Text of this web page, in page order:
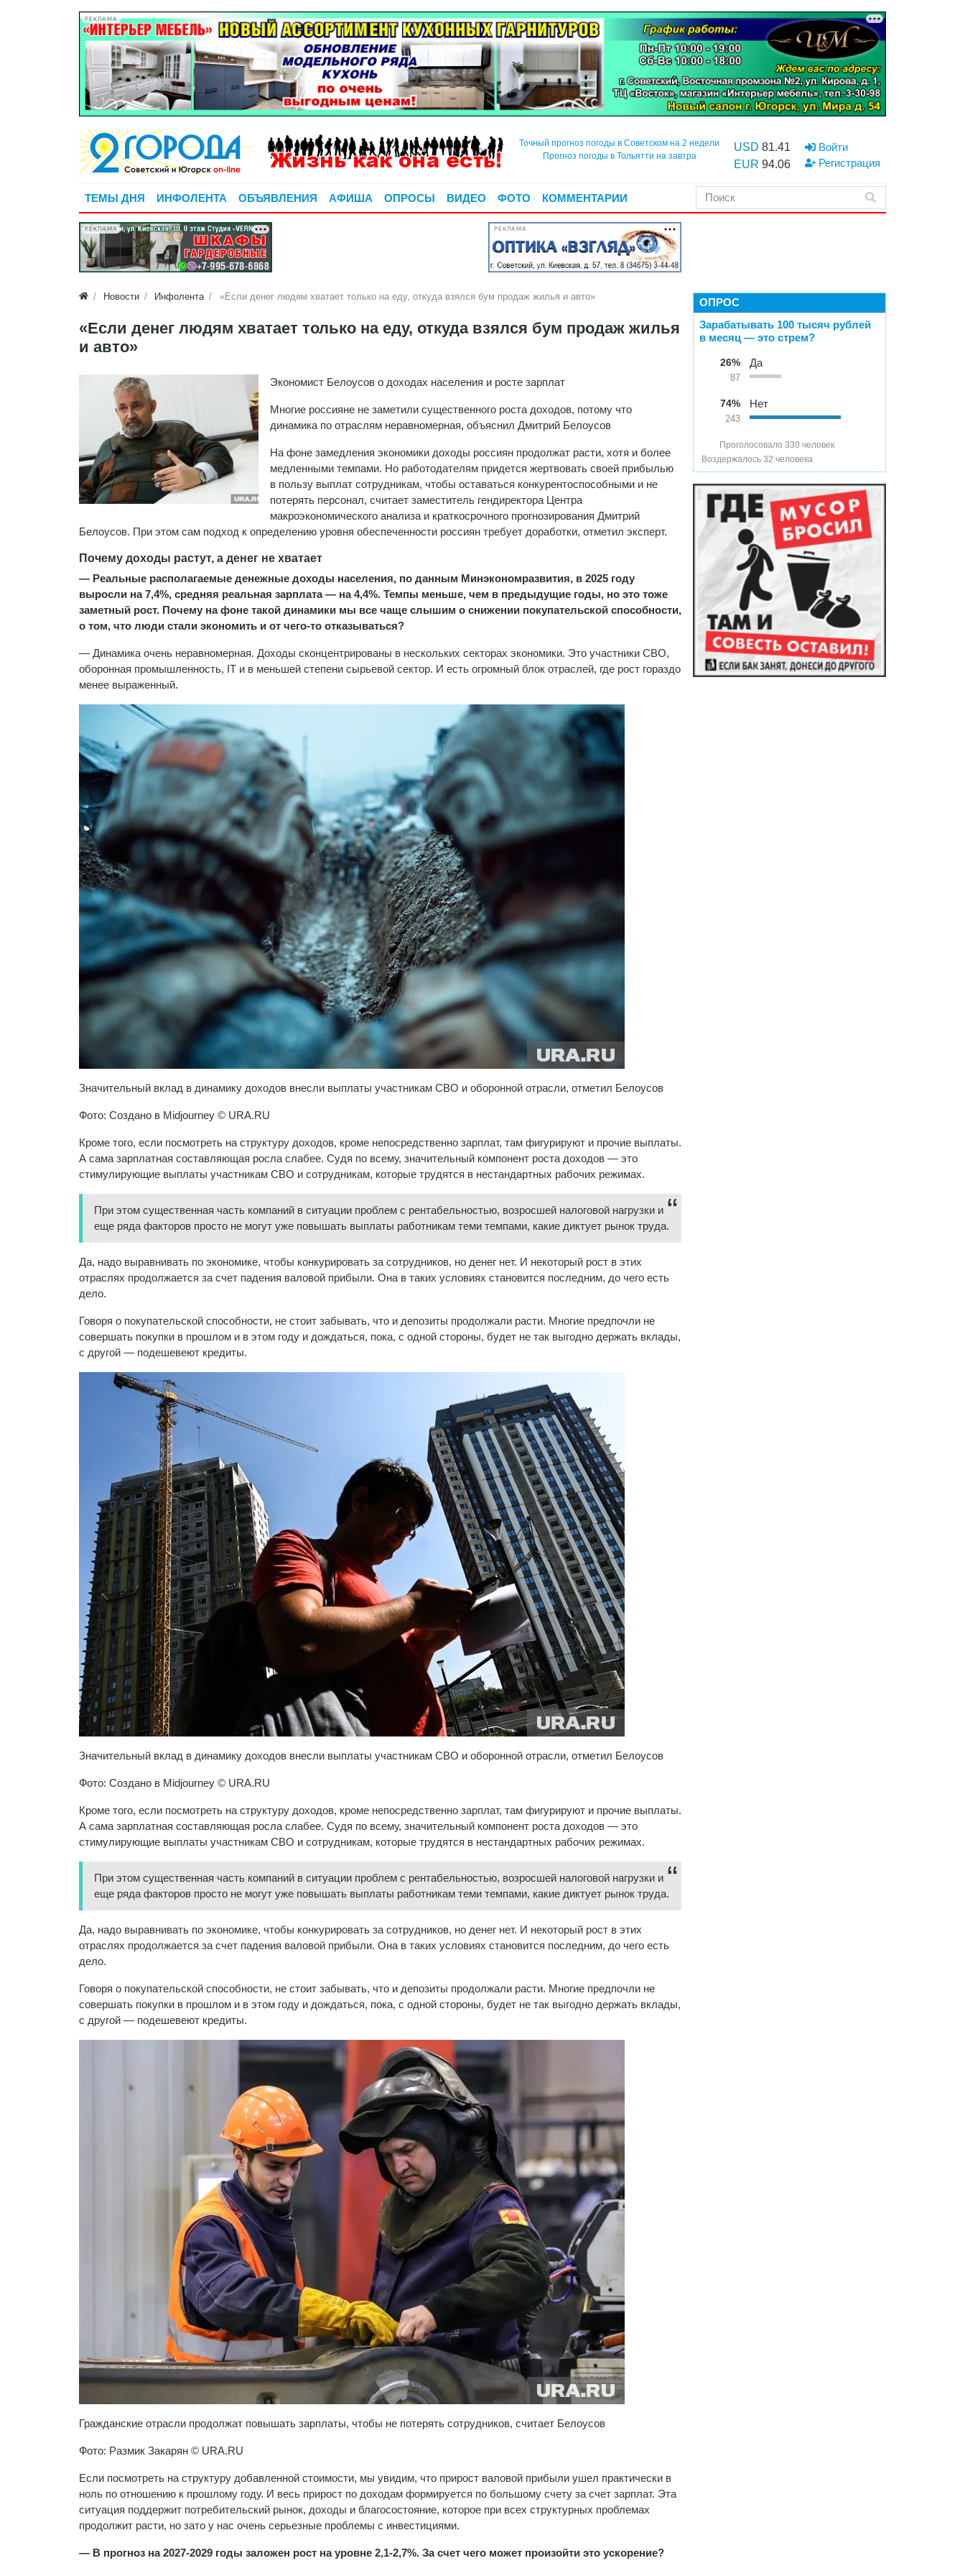
РЕКЛАМА
Точный прогноз погоды в Советском на 2 недели
Прогноз погоды в Тольятти на завтра
USD 81.41
EUR 94.06
Войти
Регистрация
ТЕМЫ ДНЯ ИНФОЛЕНТА ОБЪЯВЛЕНИЯ АФИША ОПРОСЫ ВИДЕО ФОТО КОММЕНТАРИИ
РЕКЛАМА РЕКЛАМА
Новости Инфолента «Если денег людям хватает только на еду, откуда взялся бум продаж жилья и авто»
«Если денег людям хватает только на еду, откуда взялся бум продаж жилья
и авто»
Экономист Белоусов о доходах населения и росте зарплат
Многие россияне не заметили существенного роста доходов, потому что
динамика по отраслям неравномерная, объяснил Дмитрий Белоусов
На фоне замедления экономики доходы россиян продолжат расти, хотя и более
медленными темпами. Но работодателям придется жертвовать своей прибылью
в пользу выплат сотрудникам, чтобы оставаться конкурентоспособными и не
потерять персонал, считает заместитель гендиректора Центра
макроэкономического анализа и краткосрочного прогнозирования Дмитрий
Белоусов. При этом сам подход к определению уровня обеспеченности россиян требует доработки, отметил эксперт.
Почему доходы растут, а денег не хватает
— Реальные располагаемые денежные доходы населения, по данным Минэкономразвития, в 2025 году
выросли на 7,4%, средняя реальная зарплата — на 4,4%. Темпы меньше, чем в предыдущие годы, но это тоже
заметный рост. Почему на фоне такой динамики мы все чаще слышим о снижении покупательской способности,
о том, что люди стали экономить и от чего-то отказываться?
— Динамика очень неравномерная. Доходы сконцентрированы в нескольких секторах экономики. Это участники СВО,
оборонная промышленность, IT и в меньшей степени сырьевой сектор. И есть огромный блок отраслей, где рост гораздо
менее выраженный.
Значительный вклад в динамику доходов внесли выплаты участникам СВО и оборонной отрасли, отметил Белоусов
Фото: Создано в Midjourney © URA.RU
Кроме того, если посмотреть на структуру доходов, кроме непосредственно зарплат, там фигурируют и прочие выплаты.
А сама зарплатная составляющая росла слабее. Судя по всему, значительный компонент роста доходов — это
стимулирующие выплаты участникам СВО и сотрудникам, которые трудятся в нестандартных рабочих режимах.
При этом существенная часть компаний в ситуации проблем с рентабельностью, возросшей налоговой нагрузки и
еще ряда факторов просто не могут уже повышать выплаты работникам теми темпами, какие диктует рынок труда.
Да, надо выравнивать по экономике, чтобы конкурировать за сотрудников, но денег нет. И некоторый рост в этих
отраслях продолжается за счет падения валовой прибыли. Она в таких условиях становится последним, до чего есть
дело.
Говоря о покупательской способности, не стоит забывать, что и депозиты продолжали расти. Многие предпочли не
совершать покупки в прошлом и в этом году и дождаться, пока, с одной стороны, будет не так выгодно держать вклады,
с другой — подешевеют кредиты.
Значительный вклад в динамику доходов внесли выплаты участникам СВО и оборонной отрасли, отметил Белоусов
Фото: Создано в Midjourney © URA.RU
Кроме того, если посмотреть на структуру доходов, кроме непосредственно зарплат, там фигурируют и прочие выплаты.
А сама зарплатная составляющая росла слабее. Судя по всему, значительный компонент роста доходов — это
стимулирующие выплаты участникам СВО и сотрудникам, которые трудятся в нестандартных рабочих режимах.
При этом существенная часть компаний в ситуации проблем с рентабельностью, возросшей налоговой нагрузки и
еще ряда факторов просто не могут уже повышать выплаты работникам теми темпами, какие диктует рынок труда.
Да, надо выравнивать по экономике, чтобы конкурировать за сотрудников, но денег нет. И некоторый рост в этих
отраслях продолжается за счет падения валовой прибыли. Она в таких условиях становится последним, до чего есть
дело.
Говоря о покупательской способности, не стоит забывать, что и депозиты продолжали расти. Многие предпочли не
совершать покупки в прошлом и в этом году и дождаться, пока, с одной стороны, будет не так выгодно держать вклады,
с другой — подешевеют кредиты.
Гражданские отрасли продолжат повышать зарплаты, чтобы не потерять сотрудников, считает Белоусов
Фото: Размик Закарян © URA.RU
Если посмотреть на структуру добавленной стоимости, мы увидим, что прирост валовой прибыли ушел практически в
ноль по отношению к прошлому году. И весь прирост по доходам формируется по большому счету за счет зарплат. Эта
ситуация поддержит потребительский рынок, доходы и благосостояние, которое при всех структурных проблемах
продолжит расти, но зато у нас очень серьезные проблемы с инвестициями.
— В прогноз на 2027-2029 годы заложен рост на уровне 2,1-2,7%. За счет чего может произойти это ускорение?
ОПРОС
Зарабатывать 100 тысяч рублей
в месяц — это стрем?
26%
87
Да
74%
243
Нет
Проголосовало 330 человек
Воздержалось 32 человека